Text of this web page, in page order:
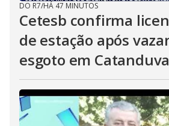
DO R7/HÁ 47 MINUTOS
Cetesb confirma
de estação após
esgoto em Catanduva